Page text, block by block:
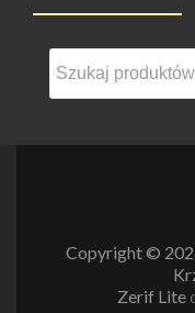
Szukaj:
Copyright ©
Zerif Lite